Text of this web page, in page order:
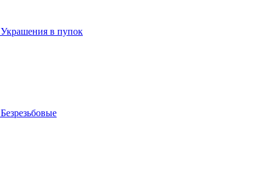
Украшения в пупок
Безрезьбовые